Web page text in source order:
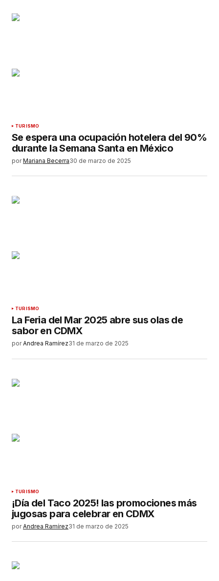
TURISMO
Se espera una ocupación hotelera del 90%
durante la Semana Santa en México
por Mariana Becerra30 de marzo de 2025
TURISMO
La Feria del Mar 2025 abre sus olas de
sabor en CDMX
por Andrea Ramírez31 de marzo de 2025
TURISMO
¡Día del Taco 2025! las promociones más
jugosas para celebrar en CDMX
por Andrea Ramírez31 de marzo de 2025